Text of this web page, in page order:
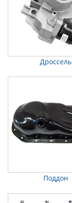
Дроссель
Поддон